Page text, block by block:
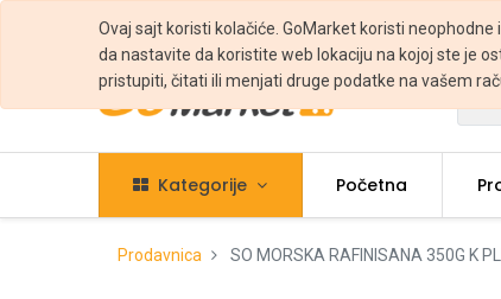
Ovaj sajt koristi kolačiće. GoMarket koristi
da nastavite da koristite web lokaciju na kojoj ste je
pristupiti, čitati ili menjati druge podatke na vašem
Kategorije Početna
Prodavnica SO MORSKA RAFINISANA 350G K